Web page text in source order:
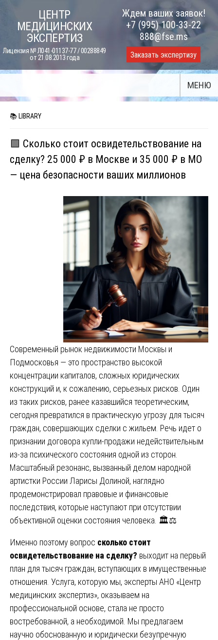
content
ЦЕНТР
МЕДИЦИНСКИХ
ЭКСПЕРТИЗ
Лицензия № Л041-01137-77 / 00288849
от 21.08.2013 года
Ждем ваших заявок!
+7 (995) 100-33-22
888@fse.ms
Заказать экспертизу
МЕНЮ
📚 LIBRARY
🟩 Сколько стоит освидетельствование на
сделку? 25 000 ₽ в Москве и 35 000 ₽ в МО
— цена безопасности ваших миллионов
Современный рынок недвижимости Москвы и
Подмосковья — это пространство высокой
концентрации капиталов, сложных юридических
конструкций и, к сожалению, серьезных рисков. Один
из таких рисков, ранее казавшийся теоретическим,
сегодня превратился в практическую угрозу для тысяч
граждан, совершающих сделки с жильем. Речь идет о
признании договора купли-продажи недействительным
из-за психического состояния одной из сторон.
Масштабный резонанс, вызванный делом народной
артистки России Ларисы Долиной, наглядно
продемонстрировал правовые и финансовые
последствия, которые наступают при отсутствии
объективной оценки состояния человека. 🏛️⚖️
Именно поэтому вопрос сколько стоит
освидетельствование на сделку? выходит на первый
план для тысяч граждан, вступающих в имущественные
отношения. Услуга, которую мы, эксперты АНО «Центр
медицинских экспертиз», оказываем на
профессиональной основе, стала не просто
востребованной, а необходимой. Мы предлагаем
научно обоснованную и юридически безупречную